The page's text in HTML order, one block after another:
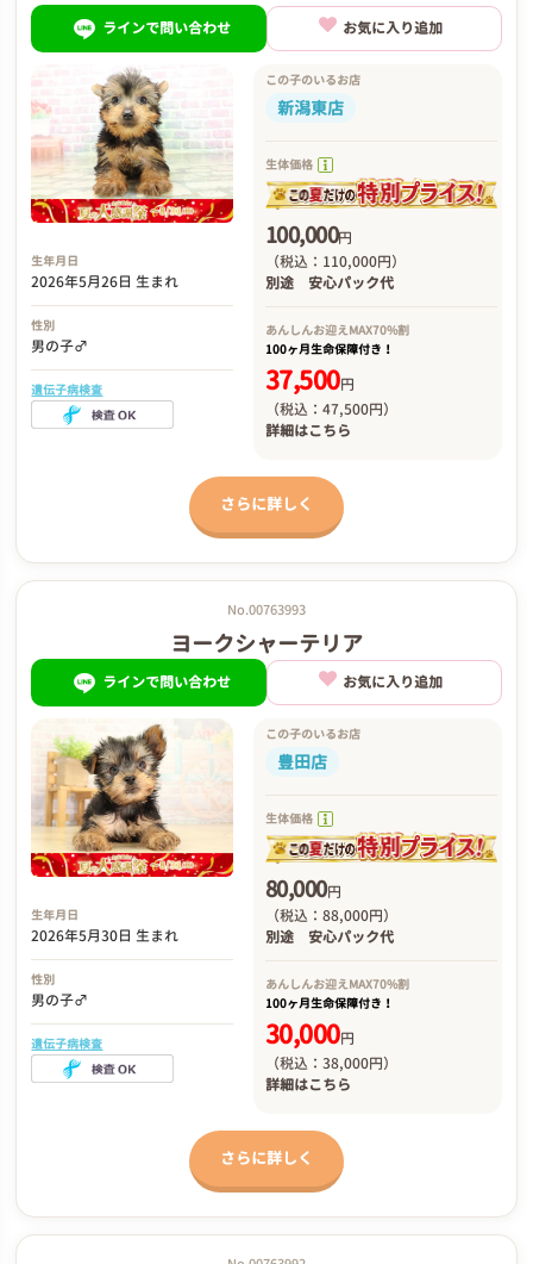
ラインで問い合わせ お気に入り追加
生年月日
2026年5月26日 生まれ
性別
男の子♂
遺伝子病検査
この子のいるお店
新潟東店
生体価格
100,000円
（税込：110,000円）
別途 安心パック代
あんしんお迎え MAX70%割
100ヶ月生命保障付き！
37,500円
（税込：47,500円）
詳細はこちら
さらに詳しく
No.00763993
ヨークシャーテリア
ラインで問い合わせ お気に入り追加
生年月日
2026年5月30日 生まれ
性別
男の子♂
遺伝子病検査
この子のいるお店
豊田店
生体価格
80,000円
（税込：88,000円）
別途 安心パック代
あんしんお迎えMAX70%割
100ヶ月生命保障付き！
30,000円
（税込：38,000円）
詳細はこちら
さらに詳しく